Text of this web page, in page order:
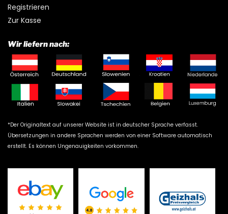
Registrieren
Zur Kasse
Wir liefern nach:
*Der Originaltext auf unserer Website ist in deutscher Sprache verfasst.
Übersetzungen in andere Sprachen werden von einer Software automatisch
erstellt. Es können Ungenauigkeiten vorkommen.